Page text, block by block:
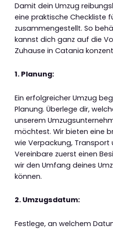
Damit dein Umzug
eine praktische Checkliste
zusammengestellt. So
kannst dich ganz auf die
Zuhause in Catania
1. Planung:
Ein erfolgreicher Umzug
Planung. Überlege dir,
unserem
möchtest. Wir bieten eine
wie Verpackung, Transport
Vereinbare zuerst einen
wir den Umfang deines
können.
2. Umzugsdatum:
Festlege, an welchem